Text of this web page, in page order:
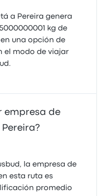
a Pereira genera
kg de
una opción de
el modo de viajar
empresa de
la empresa de
esta ruta es
promedio